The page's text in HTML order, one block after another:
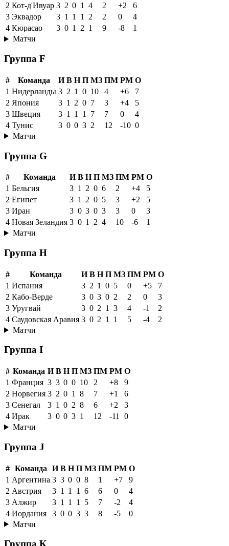
2 Кот-д'Ивуар 3 2 0 1 4 2 +2
6
3 Эквадор 3 1 1 1 2 2 0
4
4 Кюрасао 3 0 1 2 1 9 -8
1
Матчи
Группа F
# Команда И В Н П МЗ ПМ РМ О
1 Нидерланды 3 2 1 0 10 4 +6
7
2 Япония 3 1 2 0 7 3 +4
5
3 Швеция 3 1 1 1 7 7 0
4
4 Тунис 3 0 0 3 2 12 -10 0
Матчи
Группа G
# Команда И В Н П МЗ ПМ РМ О
1 Бельгия 3 1 2 0 6 2 +4
5
2 Египет 3 1 2 0 5 3 +2
5
3 Иран 3 0 3 0 3 3 0
3
4 Новая Зеландия 3 0 1 2 4 10 -6
1
Матчи
Группа H
# Команда И В Н П МЗ ПМ РМ О
1 Испания 3 2 1 0 5 0 +5
7
2 Кабо-Верде 3 0 3 0 2 2 0
3
3 Уругвай 3 0 2 1 3 4 -1
2
4 Саудовская Аравия 3 0 2 1 1 5 -4
2
Матчи
Группа I
# Команда И В Н П МЗ ПМ РМ О
1 Франция 3 3 0 0 10 2 +8
9
2 Норвегия 3 2 0 1 8 7 +1
6
3 Сенегал 3 1 0 2 8 6 +2
3
4 Ирак 3 0 0 3 1 12 -11
0
Матчи
Группа J
# Команда И В Н П МЗ ПМ РМ О
1 Аргентина 3 3 0 0 8 1 +7
9
2 Австрия 3 1 1 1 6 6 0
4
3 Алжир 3 1 1 1 5 7 -2
4
4 Иордания 3 0 0 3 3 8 -5
0
Матчи